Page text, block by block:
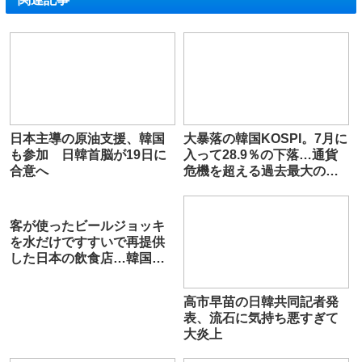
日本主導の原油支援、韓国
も参加 日韓首脳が19日に
合意へ
大暴落の韓国KOSPI。7月に
入って28.9％の下落…通貨
危機を超える過去最大の下
客が使ったビールジョッキ
を水だけですすいで再提供
した日本の飲食店…韓国の
高市早苗の日韓共同記者発
表、流石に気持ち悪すぎて
大炎上